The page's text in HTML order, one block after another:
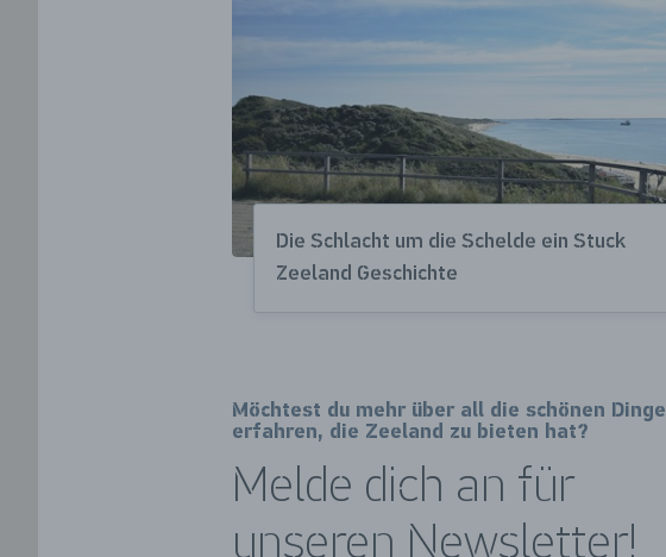
Die Schlacht um die Schelde ein Stuck
Zeeland Geschichte
Möchtest du mehr über all die schönen Dinge
erfahren, die Zeeland zu bieten hat?
Melde dich an für
unseren Newsletter!